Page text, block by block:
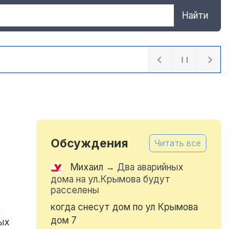
Найти
Обсуждения Читать все
Михаил → Два аварийных
дома на ул.Крымова будут
расселены
когда снесут дом по ул Крымова
дом 7